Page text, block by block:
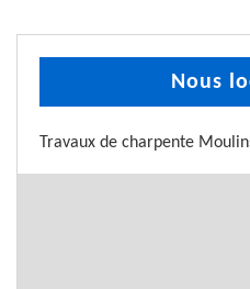
Nous
Travaux de charpente